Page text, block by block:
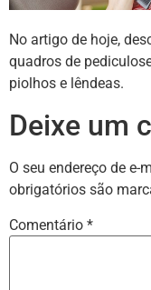
No artigo de hoje,
quadros de
piolhos e lêndeas.
Deixe um
O seu endereço de
obrigatórios são
Comentário *